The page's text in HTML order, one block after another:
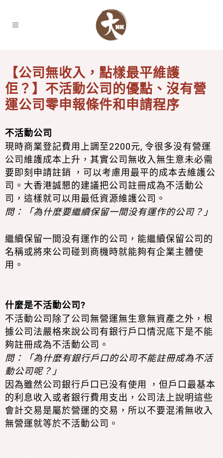
【公司無收入，點樣最平維護
佢？】不活動公司的優點、沒有營
運公司零申報條件和申請程序
不活動公司
現時商業登記費用上調至2200元, 令很多没有營運
公司維護成本上升，其實公司無收入無生意未必需
要即刻申請註銷 ，可以考慮用最平的成本去維護公
司。大香港誠懇的建議把公司註冊成為不活動公
司，這樣就可以用最低資源維護公司。
問：「為什麼要繼續保留一間没有運作的公司？」
繼續保留一間没有運作的公司，能繼續保留公司的
名稱或將來公司碰到商機時就能夠有企業主體使
用。
什麼是不活動公司?
不活動公司除了公司無營運無生意無資產之外，根
據公司法嚴格來說公司有銀行戶口情況底下是不能
夠註冊成為不活動公司。
問：「為什麼有銀行戶口的公司不能註冊成為不活
動公司呢？」
因為雖然公司銀行戶口已没有使用 ，但戶口最基本
的利息收入或者銀行費用支出，公司法上說明這些
會計交易是屬於營運的交易，所以不要混淆無收入
無營運就等於不活動公司。